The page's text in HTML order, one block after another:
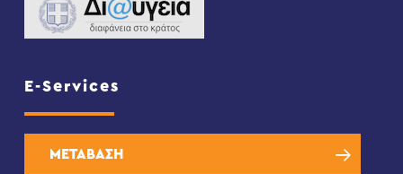
E-Services
ΜΕΤΑΒΑΣΗ